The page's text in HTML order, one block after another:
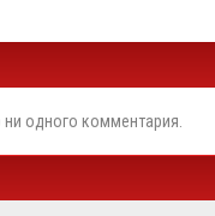
одного комментария.